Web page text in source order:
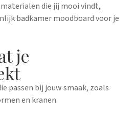
die jij mooi vindt,
badkamer moodboard voor je
je
passen bij jouw smaak, zoals
en kranen.